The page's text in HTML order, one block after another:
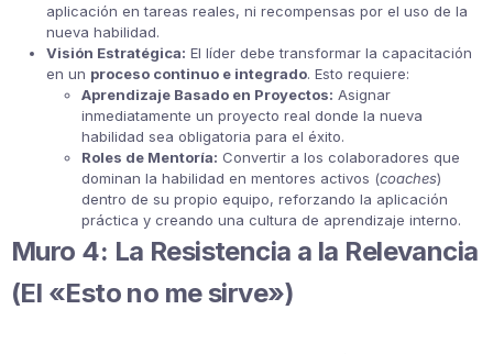
aplicación en tareas reales, ni recompensas por el uso de la
nueva habilidad.
Visión Estratégica: El líder debe transformar la capacitación
en un proceso continuo e integrado. Esto requiere:
Aprendizaje Basado en Proyectos: Asignar
inmediatamente un proyecto real donde la nueva
habilidad sea obligatoria para el éxito.
Roles de Mentoría: Convertir a los colaboradores que
dominan la habilidad en mentores activos (coaches)
dentro de su propio equipo, reforzando la aplicación
práctica y creando una cultura de aprendizaje interno.
Muro 4: La Resistencia a la Relevancia
(El «Esto no me sirve»)